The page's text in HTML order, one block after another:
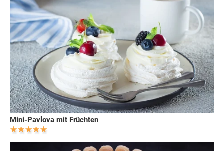
Mini-Pavlova mit Früchten